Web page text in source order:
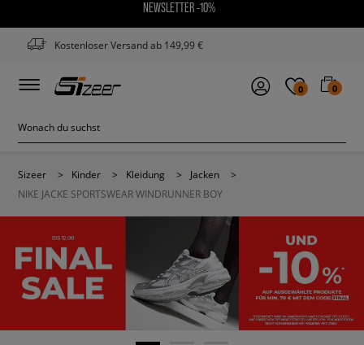
NEWSLETTER -10%
Kostenloser Versand ab 149,99 €
0 0
Sizeer > Kinder > Kleidung > Jacken
>
NIKE JACKE SPORTSWEAR WINDRUNNER BOY